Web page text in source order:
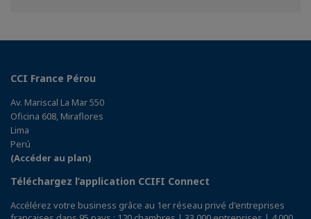
CCI France Pérou
Av. Mariscal La Mar 550
Oficina 608, Miraflores
Lima
Perú
(Accéder au plan)
Téléchargez l’application CCIFI Connect
Accélérez votre business grâce au 1er réseau privé d'entreprises